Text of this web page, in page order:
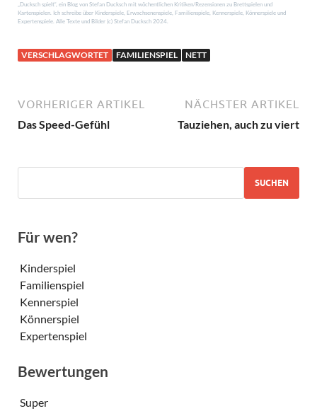
„Ducksch spielt“, ein Blog von Stefan Ducksch mit wöchentlichen Kritiken/Rezensionen zu Brettspielen und
Kartenspielen. Ich schreibe über Kinderspiele, Erwachsenenspiele, Familienspiele, Kennerspiele, Könnerspiele und
Expertenspiele. Alle Texte und Bilder (c) Stefan Ducksch 2024.
VERSCHLAGWORTET FAMILIENSPIEL NETT
VORHERIGER ARTIKEL
Das Speed-Gefühl
NÄCHSTER ARTIKEL
Tauziehen, auch zu viert
SUCHEN
Für wen?
Kinderspiel
Familienspiel
Kennerspiel
Könnerspiel
Expertenspiel
Bewertungen
Super